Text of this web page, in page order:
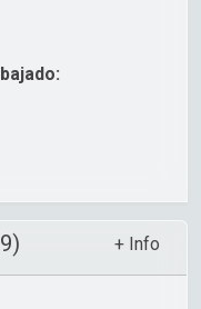
+ Info